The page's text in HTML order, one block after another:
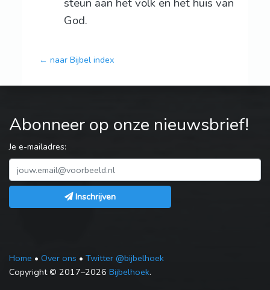
steun aan het volk en het huis van
God.
← naar Bijbel index
Abonneer op onze nieuwsbrief!
Je e-mailadres:
Inschrijven
Home • Over ons • Twitter @bijbelhoek
Copyright © 2017–2026 Bijbelhoek.